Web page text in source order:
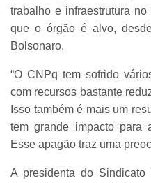
trabalho e infraestrutura
que o órgão é alvo,
Bolsonaro.
“O CNPq tem sofrido
com recursos bastante
Isso também é mais um
tem grande impacto para
Esse apagão traz uma
A presidenta do